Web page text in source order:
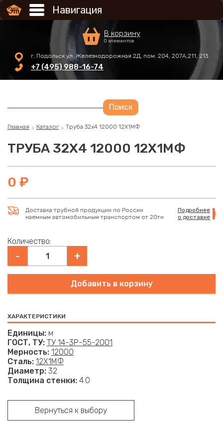
Перейти к основному содержанию
Навигация
В корзину
0 элементов
г. Подольск ул. Железнодорожная 2Д, пом. 204, 207А,211, 213
+7 (495) 988-16-74
Главная Каталог Труба 32х4 12000 12Х1МФ
ТРУБА 32Х4 12000 12Х1МФ
0 ₽
Доставка трубной продукции по России
наемным автомобильным транспортом от 20тн
Подробнее
о доставке
Количество
- +
ХАРАКТЕРИСТИКИ
Единицы м
ГОСТ, ТУ ТУ 14-3Р-55-2001
Мерность 12000
Сталь 12Х1МФ
Диаметр 32
Толщина стенки 4.0
Вернуться к выбору